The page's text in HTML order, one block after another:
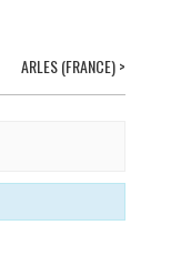
ARLES (FRANCE)>